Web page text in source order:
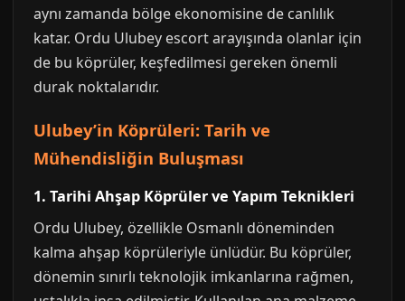
aynı zamanda bölge ekonomisine de canlılık
katar. Ordu Ulubey escort arayışında olanlar için
de bu köprüler, keşfedilmesi gereken önemli
durak noktalarıdır.
Ulubey’in Köprüleri: Tarih ve
Mühendisliğin Buluşması
1. Tarihi Ahşap Köprüler ve Yapım Teknikleri
Ordu Ulubey, özellikle Osmanlı döneminden
kalma ahşap köprüleriyle ünlüdür. Bu köprüler,
dönemin sınırlı teknolojik imkanlarına rağmen,